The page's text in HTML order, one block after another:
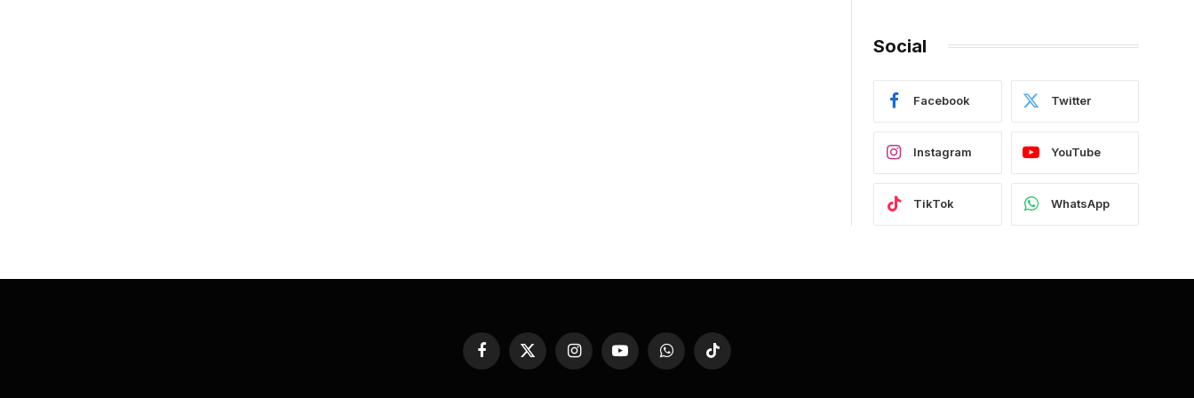
Social
Facebook Twitter
Instagram YouTube
TikTok WhatsApp
Facebook
X
(Twitter)
InstagramYouTubeWhatsAppTikTok